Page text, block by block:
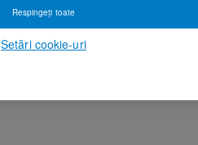
Setări cookie-uri
Respingeți toate